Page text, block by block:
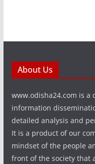
About Us
www.odisha24.com is
information
detailed analysis and
It is a product of our
mindset of the people
front of the society that